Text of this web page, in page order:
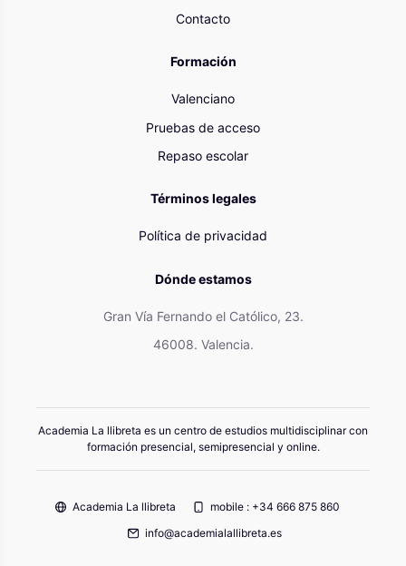
Contacto
Formación
Valenciano
Pruebas de acceso
Repaso escolar
Términos legales
Política de privacidad
Dónde estamos
Gran Vía Fernando el Católico, 23.
46008. Valencia.
Academia La llibreta es un centro de estudios multidisciplinar con
formación presencial, semipresencial y online.
Academia La llibreta
mobile : +34 666 875 860
info@academialallibreta.es